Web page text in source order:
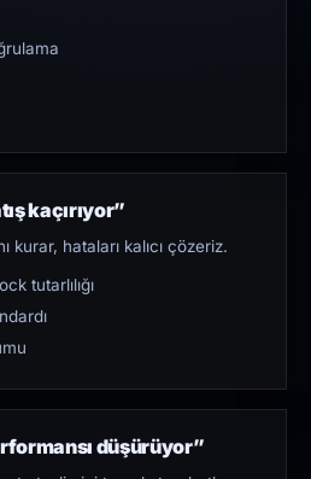
kaçırıyor”
kurar, hataları kalıcı çözeriz.
tutarlılığı
düşürüyor”